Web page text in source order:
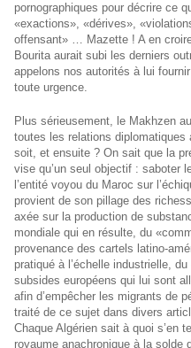
pornographiques pour décrire ce
«exactions», «dérives»,
offensant» … Mazette ! A en
Bourita aurait subi les derniers
appelons nos autorités à lui
toute urgence.
Plus sérieusement, le Makhzen
toutes les relations
soit, et ensuite ? On sait que la
vise qu’un seul objectif : saboter
l’entité voyou du Maroc sur
provient de son pillage des
axée sur la production de
mondiale qui en résulte, du
provenance des cartels latino-
pratiqué à l’échelle industrielle,
subsides européens qui lui sont
afin d’empêcher les migrants de
traité de ce sujet dans divers
Chaque Algérien sait à quoi s’en
royaume anachronique à la solde